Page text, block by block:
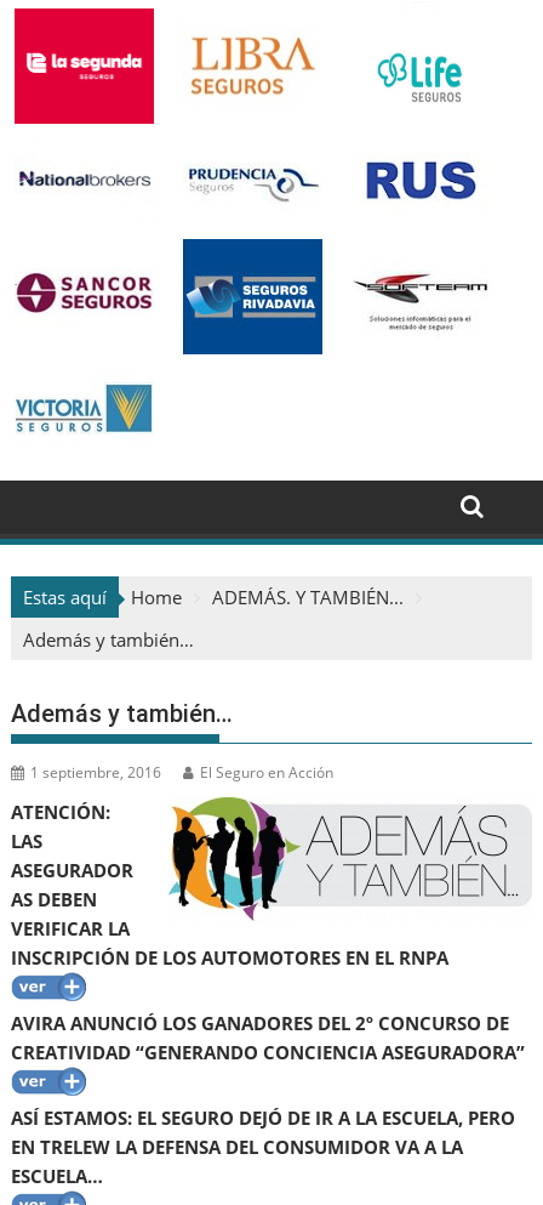
Estas aquí Home
ADEMÁS. Y TAMBIÉN...
Además y también…
Además y también…
1 septiembre, 2016 El Seguro en Acción
ATENCIÓN:
LAS
ASEGURADOR
AS DEBEN
VERIFICAR LA
INSCRIPCIÓN DE LOS AUTOMOTORES EN EL RNPA
AVIRA ANUNCIÓ LOS GANADORES DEL 2º CONCURSO DE
CREATIVIDAD “GENERANDO CONCIENCIA ASEGURADORA”
ASÍ ESTAMOS: EL SEGURO DEJÓ DE IR A LA ESCUELA, PERO
EN TRELEW LA DEFENSA DEL CONSUMIDOR VA A LA
ESCUELA…